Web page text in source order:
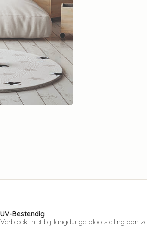
UV-Bestendig
Verbleekt niet bij langdurige blootstelling aan